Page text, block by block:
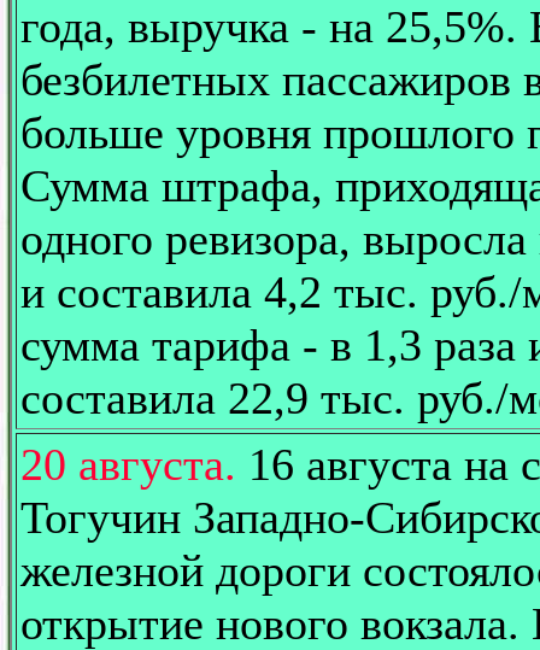
года, выручка - на 25,5%.
безбилетных пассажиров
больше уровня прошлого
Сумма штрафа,
одного ревизора, выросла
и составила 4,2 тыс. руб./
сумма тарифа - в 1,3 раза
составила 22,9 тыс. руб./
20 августа. 16 августа на
Тогучин Западно-
железной дороги
открытие нового